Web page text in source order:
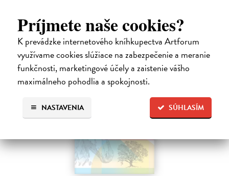
Príjmete naše cookies?
K prevádzke internetového kníhkupectva Artforum
využívame cookies slúžiace na zabezpečenie a meranie
funkčnosti, marketingové účely a zaistenie vášho
maximálneho pohodlia a spokojnosti.
SÚHLASÍM
NASTAVENIA
28,90 €